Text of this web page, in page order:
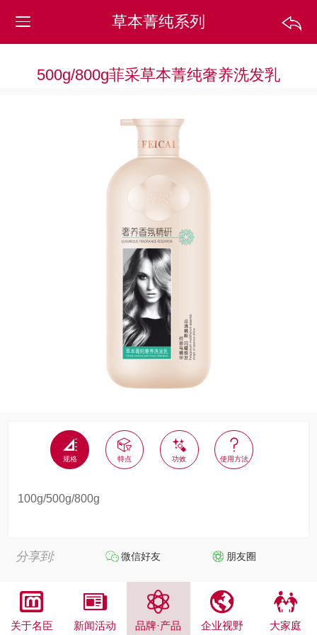
草本菁纯系列
500g/800g菲采草本菁纯奢养洗发乳

规格

特点

功效

使用方法
100g/500g/800g
分享到: 微信好友 朋友圈

关于名臣

新闻活动

品牌·产品

企业视野

大家庭